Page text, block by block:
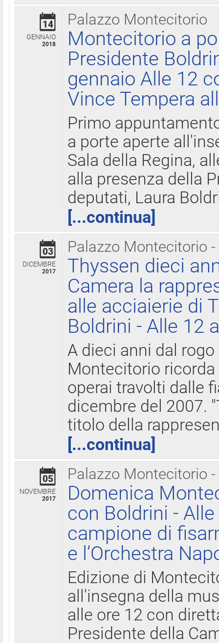
Palazzo Montecitorio
14
GENNAIO
2018
Montecitorio a
Presidente
gennaio Alle 12
Vince Tempera
Primo
a porte aperte
Sala della Regina,
alla presenza della
deputati, Laura
[...continua]
Palazzo Montecitorio
03
DICEMBRE
2017
Thyssen dieci
Camera la
alle acciaierie di
Boldrini - Alle 12
A dieci anni dal
Montecitorio
operai travolti dalle
dicembre del 2007.
titolo della
[...continua]
Palazzo Montecitorio
05
NOVEMBRE
2017
Domenica
con Boldrini -
campione di
e l’Orchestra
Edizione di
all'insegna della
alle ore 12 con
Presidente della